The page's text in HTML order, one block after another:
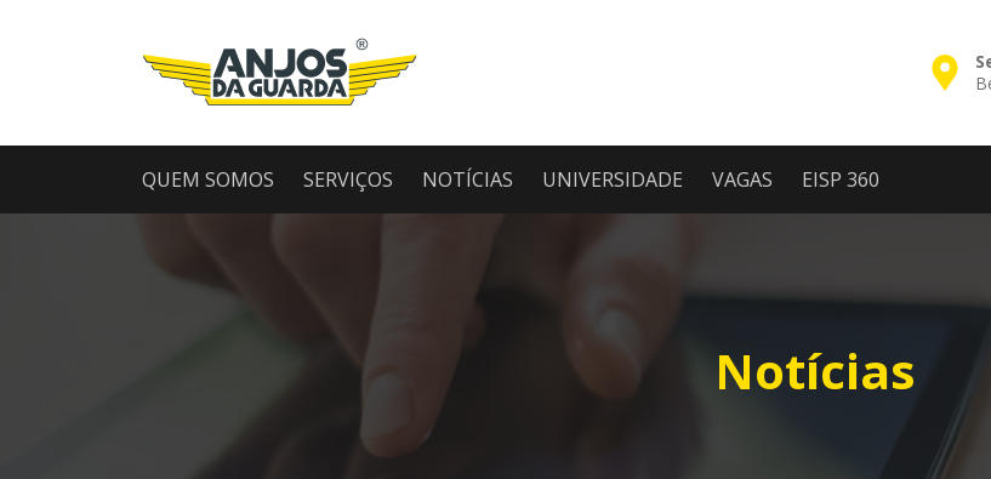
QUEM SOMOS SERVIÇOS NOTÍCIAS UNIVERSIDADE VAGAS EISP 360
Notícias